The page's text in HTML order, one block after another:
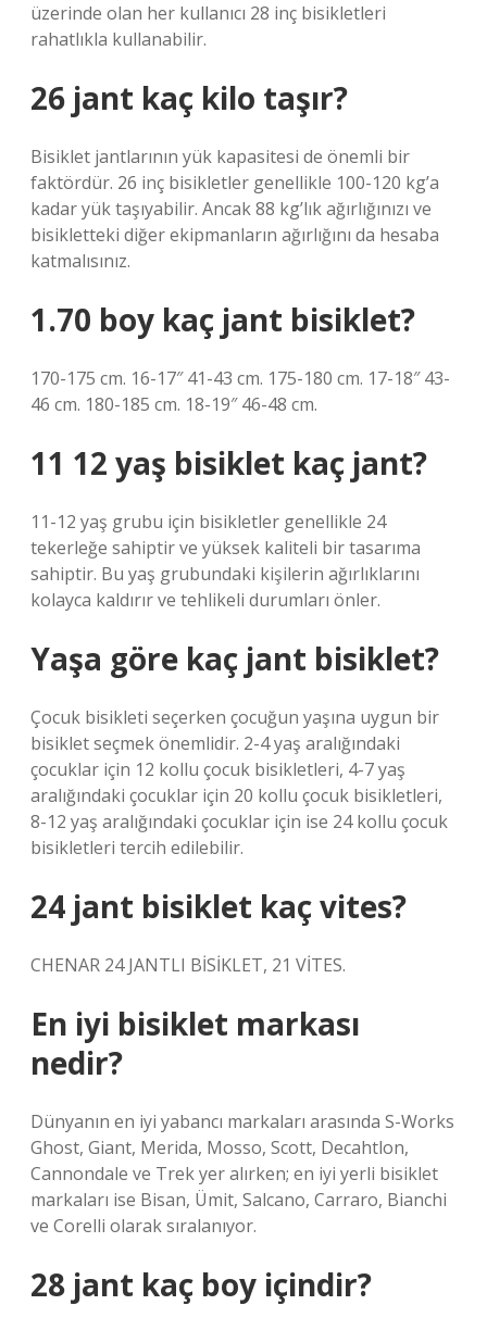
üzerinde olan her kullanıcı 28 inç bisikletleri
rahatlıkla kullanabilir.
26 jant kaç kilo taşır?
Bisiklet jantlarının yük kapasitesi de önemli bir
faktördür. 26 inç bisikletler genellikle 100-120 kg’a
kadar yük taşıyabilir. Ancak 88 kg’lık ağırlığınızı ve
bisikletteki diğer ekipmanların ağırlığını da hesaba
katmalısınız.
1.70 boy kaç jant bisiklet?
170-175 cm. 16-17″ 41-43 cm. 175-180 cm. 17-18″ 43-
46 cm. 180-185 cm. 18-19″ 46-48 cm.
11 12 yaş bisiklet kaç jant?
11-12 yaş grubu için bisikletler genellikle 24
tekerleğe sahiptir ve yüksek kaliteli bir tasarıma
sahiptir. Bu yaş grubundaki kişilerin ağırlıklarını
kolayca kaldırır ve tehlikeli durumları önler.
Yaşa göre kaç jant bisiklet?
Çocuk bisikleti seçerken çocuğun yaşına uygun bir
bisiklet seçmek önemlidir. 2-4 yaş aralığındaki
çocuklar için 12 kollu çocuk bisikletleri, 4-7 yaş
aralığındaki çocuklar için 20 kollu çocuk bisikletleri,
8-12 yaş aralığındaki çocuklar için ise 24 kollu çocuk
bisikletleri tercih edilebilir.
24 jant bisiklet kaç vites?
CHENAR 24 JANTLI BİSİKLET, 21 VİTES.
En iyi bisiklet markası
nedir?
Dünyanın en iyi yabancı markaları arasında S-Works
Ghost, Giant, Merida, Mosso, Scott, Decahtlon,
Cannondale ve Trek yer alırken; en iyi yerli bisiklet
markaları ise Bisan, Ümit, Salcano, Carraro, Bianchi
ve Corelli olarak sıralanıyor.
28 jant kaç boy içindir?